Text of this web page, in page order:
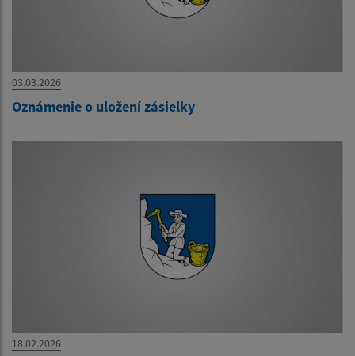
03.03.2026
Oznámenie o uložení zásielky
18.02.2026